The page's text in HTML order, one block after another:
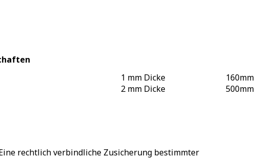
1 mm Dicke
2 mm Dicke
160mm
500mm
rechtlich verbindliche Zusicherung bestimmter